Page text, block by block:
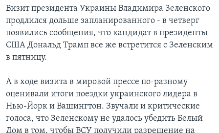
Визит президента Украины Владимира Зеленского
продлился дольше запланированного - в четверг
появились сообщения, что кандидат в президенты
США Дональд Трамп все же встретится с Зеленским
в пятницу.
А в ходе визита в мировой прессе по-разному
оценивали итоги поездки украинского лидера в
Нью-Йорк и Вашингтон. Звучали и критические
голоса, что Зеленскому не удалось убедить Белый
Дом в том, чтобы ВСУ получили разрешение на